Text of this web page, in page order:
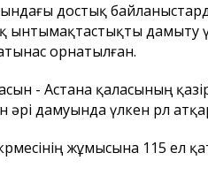
достық
дамыту
орнатылған.
- Астана қаласының
дамуында үлкен рөл
жұмысына 115 ел